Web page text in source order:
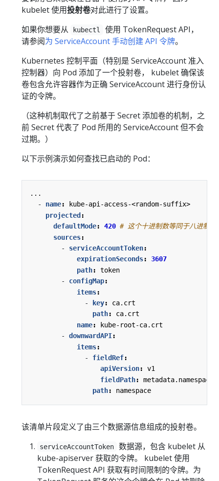
kubelet 使用投射卷对此进行了设置。
如果你想要从
kubectl
使用 TokenRequest API，
请参阅为 ServiceAccount 手动创建 API 令牌。
Kubernetes 控制平面（特别是 ServiceAccount 准入
控制器）向 Pod 添加了一个投射卷， kubelet 确保该
卷包含允许容器作为正确 ServiceAccount 进行身份认
证的令牌。
（这种机制取代了之前基于 Secret 添加卷的机制，之
前 Secret 代表了 Pod 所用的 ServiceAccount 但不会
过期。）
以下示例演示如何查找已启动的 Pod：
...
- name:
kube-api-access-<random-suffix>
projected :
defaultMode: 420 # 这个十进制数等同于八进制
sources:
- serviceAccountToken:
expirationSeconds:
3607
path:
token
- configMap:
items:
-
key:
ca.crt
path:
ca.crt
name:
kube-root-ca.crt
- downwardAPI:
items:
- fieldRef:
apiVersion:
v1
fieldPath:
metadata.namespace
path: namespace
该清单片段定义了由三个数据源信息组成的投射卷。
serviceAccountToken
数据源，包含 kubelet 从
kube-apiserver 获取的令牌。 kubelet 使用
TokenRequest API 获取有时间限制的令牌。为